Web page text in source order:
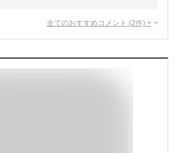
全てのおすすめコメント (2件) >